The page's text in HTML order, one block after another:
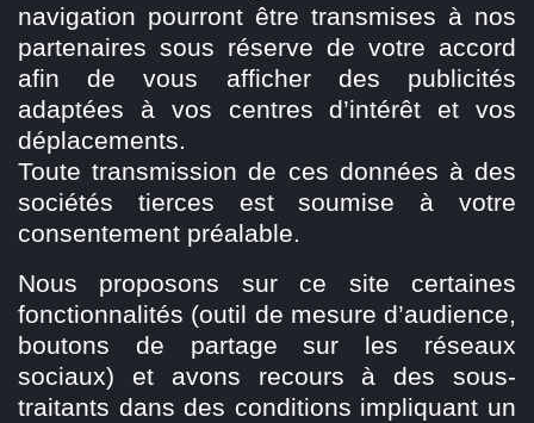
navigation pourront être transmises à nos
partenaires sous réserve de votre accord
afin de vous afficher des publicités
adaptées à vos centres d’intérêt et vos
déplacements.
Toute transmission de ces données à des
sociétés tierces est soumise à votre
consentement préalable.
Nous proposons sur ce site certaines
fonctionnalités (outil de mesure d’audience,
boutons de partage sur les réseaux
sociaux) et avons recours à des sous-
traitants dans des conditions impliquant un